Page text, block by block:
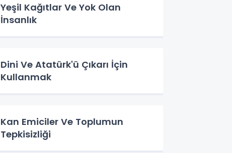
Yeşil Kağıtlar Ve Yok Olan
İnsanlık
Dini Ve Atatürk'ü Çıkarı İçin
Kullanmak
Kan Emiciler Ve Toplumun
Tepkisizliği